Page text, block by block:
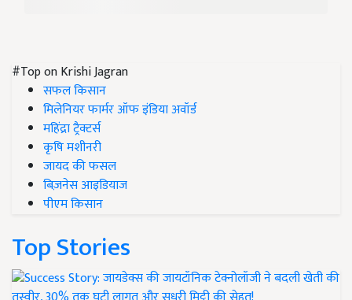
#Top on Krishi Jagran
सफल किसान
मिलेनियर फार्मर ऑफ इंडिया अवॉर्ड
महिंद्रा ट्रैक्टर्स
कृषि मशीनरी
जायद की फसल
बिज़नेस आइडियाज
पीएम किसान
Top Stories